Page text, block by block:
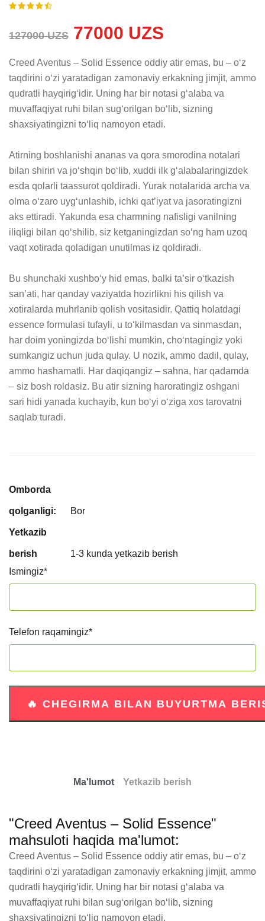
127000 UZS 77000 UZS
Creed Aventus – Solid Essence oddiy atir emas, bu – o‘z
taqdirini o‘zi yaratadigan zamonaviy erkakning jimjit, ammo
qudratli hayqirig‘idir. Uning har bir notasi g‘alaba va
muvaffaqiyat ruhi bilan sug‘orilgan bo‘lib, sizning
shaxsiyatingizni to‘liq namoyon etadi.
Atirning boshlanishi ananas va qora smorodina notalari
bilan shirin va jo‘shqin bo‘lib, xuddi ilk g‘alabalaringizdek
esda qolarli taassurot qoldiradi. Yurak notalarida archa va
olma o‘zaro uyg‘unlashib, ichki qat’iyat va jasoratingizni
aks ettiradi. Yakunda esa charmning nafisligi vanilning
iliqligi bilan qo‘shilib, siz ketganingizdan so‘ng ham uzoq
vaqt xotirada qoladigan unutilmas iz qoldiradi.
Bu shunchaki xushbo‘y hid emas, balki ta’sir o‘tkazish
san’ati, har qanday vaziyatda hozirlikni his qilish va
xotiralarda muhrlanib qolish vositasidir. Qattiq holatdagi
essence formulasi tufayli, u to‘kilmasdan va sinmasdan,
har doim yoningizda bo‘lishi mumkin, cho‘ntagingiz yoki
sumkangiz uchun juda qulay. U nozik, ammo dadil, qulay,
ammo hashamatli. Har daqiqangiz – sahna, har qadamda
– siz bosh roldasiz. Bu atir sizning haroratingiz oshgani
sari hidi yanada kuchayib, kun bo‘yi o‘ziga xos tarovatni
saqlab turadi.
Omborda
qolganligi: Bor
Yetkazib
berish
1-3 kunda yetkazib berish
Ismingiz*
Telefon raqamingiz*
Ma'lumot Yetkazib berish
"Creed Aventus – Solid Essence"
mahsuloti haqida ma'lumot:
Creed Aventus – Solid Essence oddiy atir emas, bu – o‘z
taqdirini o‘zi yaratadigan zamonaviy erkakning jimjit, ammo
qudratli hayqirig‘idir. Uning har bir notasi g‘alaba va
muvaffaqiyat ruhi bilan sug‘orilgan bo‘lib, sizning
shaxsiyatingizni to‘liq namoyon etadi.